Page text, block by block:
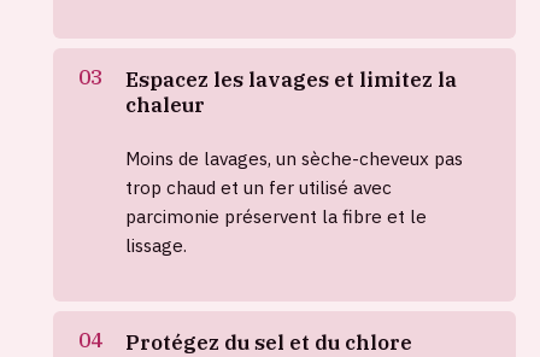
Espacez les lavages et limitez la
chaleur
Moins de lavages, un sèche-cheveux pas
trop chaud et un fer utilisé avec
parcimonie préservent la fibre et le
lissage.
Protégez du sel et du chlore